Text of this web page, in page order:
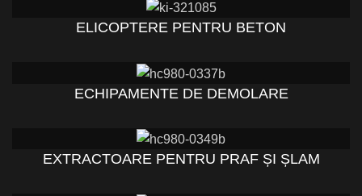
ELICOPTERE PENTRU BETON
ECHIPAMENTE DE DEMOLARE
EXTRACTOARE PENTRU PRAF ȘI ȘLAM